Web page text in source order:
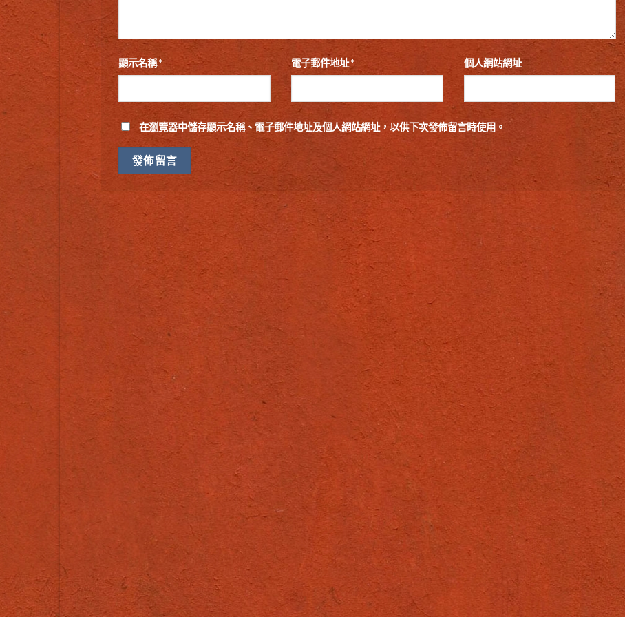
顯示名稱* 電子郵件地址* 個人網站網址
在瀏覽器中儲存顯示名稱、電子郵件地址及個人網站網址，以供下次發佈留言時使用。